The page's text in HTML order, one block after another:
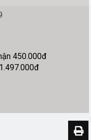
450.000đ